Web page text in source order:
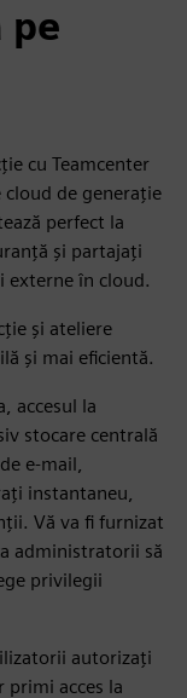
pe
cu Teamcenter
cloud de generație
perfect la
și partajați
externe în cloud.
și ateliere
și mai eficientă.
accesul la
stocare centrală
e-mail,
instantaneu,
Vă va fi furnizat
administratorii să
privilegii
autorizați
primi acces la